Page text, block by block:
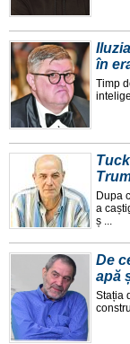
în
Timp
Dupa
a
ș ...
De
apă
Stația